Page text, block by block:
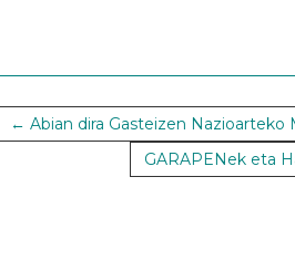
←Abian dira Gasteizen Nazioarteko
GARAPENek eta